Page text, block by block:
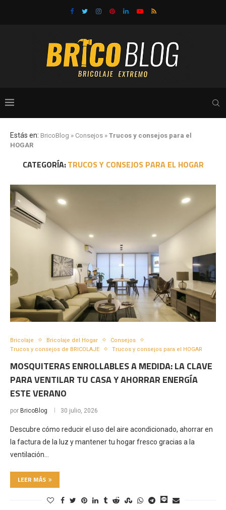
Estás en: BricoBlog » Consejos » Trucos y consejos para el
HOGAR
CATEGORÍA:TRUCOS Y CONSEJOS PARA EL HOGAR
Bricolaje Bricolaje del Hogar
Consejos
Trucos y consejos de BRICOLAJE
Trucos y consejos para el HOGAR
MOSQUITERAS ENROLLABLES A MEDIDA: LA CLAVE
PARA VENTILAR TU CASA Y AHORRAR ENERGÍA
ESTE VERANO
por BricoBlog 30 julio, 2026
Descubre cómo reducir el uso del aire acondicionado, ahorrar en
la factura de la luz y mantener tu hogar fresco gracias a la
ventilación…
LEER MÁS